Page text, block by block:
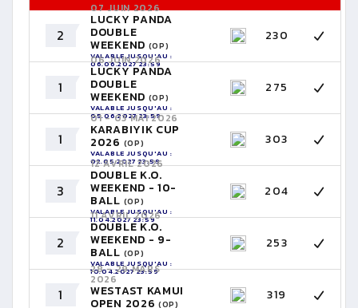
2
07 JUIN 2026
LUCKY PANDA
DOUBLE
WEEKEND (OP)
VALABLE JUSQU'AU :
06.06.2027 23:59
230
1
06 JUIN 2026
LUCKY PANDA
DOUBLE
WEEKEND (OP)
VALABLE JUSQU'AU :
05.06.2027 23:59
275
1
01 - 03 MAI 2026
KARABIYIK CUP
2026 (OP)
VALABLE JUSQU'AU :
02.05.2027 23:59
303
3
12 AVRIL 2026
DOUBLE K.O.
WEEKEND - 10-
BALL (OP)
VALABLE JUSQU'AU :
11.04.2027 23:59
204
2
11 AVRIL 2026
DOUBLE K.O.
WEEKEND - 9-
BALL (OP)
VALABLE JUSQU'AU :
10.04.2027 23:59
253
1
28 - 29 MARS
2026
WESTAST KAMUI
OPEN 2026 (OP)
319